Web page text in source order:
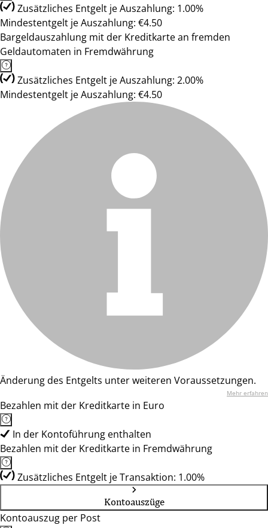
Zusätzliches Entgelt je Auszahlung: 1.00%
Mindestentgelt je Auszahlung: €4.50
Bargeldauszahlung mit der Kreditkarte an fremden
Geldautomaten in Fremdwährung
Zusätzliches Entgelt je Auszahlung: 2.00%
Mindestentgelt je Auszahlung: €4.50
Änderung des Entgelts unter weiteren Voraussetzungen.
Mehr erfahren
Bezahlen mit der Kreditkarte in Euro
In der Kontoführung enthalten
Bezahlen mit der Kreditkarte in Fremdwährung
Zusätzliches Entgelt je Transaktion: 1.00%
Kontoauszüge
Kontoauszug per Post